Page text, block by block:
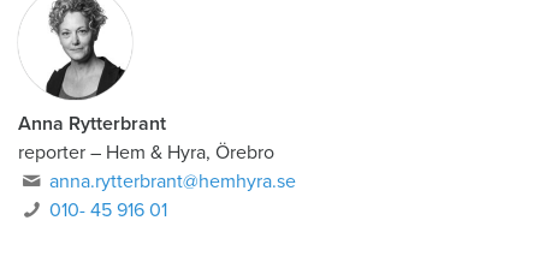
Anna Rytterbrant
reporter – Hem & Hyra, Örebro
anna.rytterbrant@hemhyra.se
010- 45 916 01